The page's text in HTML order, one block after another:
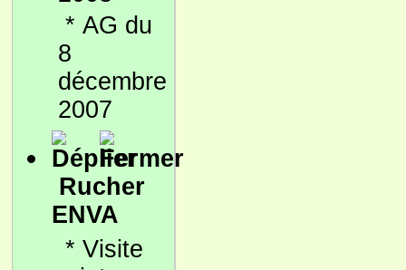
* AG du
8
décembre
2007
Rucher
ENVA
* Visite